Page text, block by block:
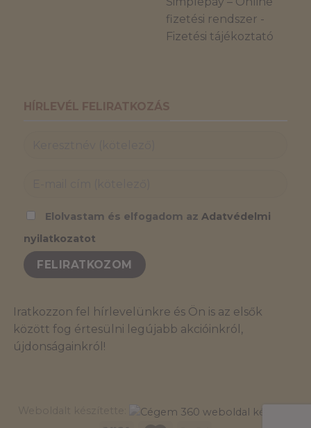
fizetési rendszer -
Fizetési tájékoztató
HÍRLEVÉL FELIRATKOZÁS
Elolvastam és elfogadom az Adatvédelmi
nyilatkozatot
Iratkozzon fel hírlevelünkre és Ön is az elsők
között fog értesülni legújabb akcióinkról,
újdonságainkról!